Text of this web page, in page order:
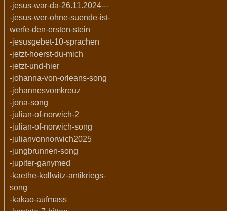
-jesus-war-da-26.11.2024---
-jesus-wer-ohne-suende-ist-
werfe-den-ersten-stein
-jesusgebet-10-sprachen
-jetzt-hoerst-du-mich
-jetzt-und-hier
-johanna-von-orleans-song
-johannesvomkreuz
-jona-song
-julian-of-norwich-2
-julian-of-norwich-song
-julianvonnorwich2025
-jungbrunnen-song
-jupiter-ganymed
-kaethe-kollwitz-antikriegs-
song
-kakao-aufmass